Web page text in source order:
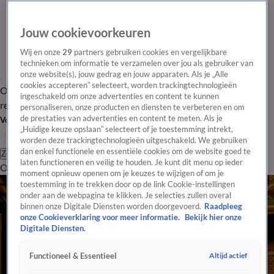
Overzicht Laatste nieuws Regionieuws Het beste van Hart
Tip de
redactie
Volg Hart van Nederland
Zoeken
OverzichtRegioUitzendingenWeerTip de redactiePanelVideo's
Jouw cookievoorkeuren
Wij en onze29 partners gebruiken cookies en vergelijkbare
technieken om informatie te verzamelen over jou als gebruiker van
onze website(s), jouw gedrag en jouw apparaten. Als je „Alle
cookies accepteren” selecteert, worden trackingtechnologieën
ingeschakeld om onze advertenties en content te kunnen
personaliseren, onze producten en diensten te verbeteren en om
de prestaties van advertenties en content te meten. Als je
„Huidige keuze opslaan” selecteert of je toestemming intrekt,
worden deze trackingtechnologieën uitgeschakeld. We gebruiken
dan enkel functionele en essentiële cookies om de website goed te
laten functioneren en veilig te houden. Je kunt dit menu op ieder
moment opnieuw openen om je keuzes te wijzigen of om je
toestemming in te trekken door op de link Cookie-instellingen
onder aan de webpagina te klikken. Je selecties zullen overal
binnen onze Digitale Diensten worden doorgevoerd. Raadpleeg
onze Cookieverklaring voor meer informatie.
Bekijk hier onze
Digitale Diensten.
Functioneel & Essentieel Altijd actief